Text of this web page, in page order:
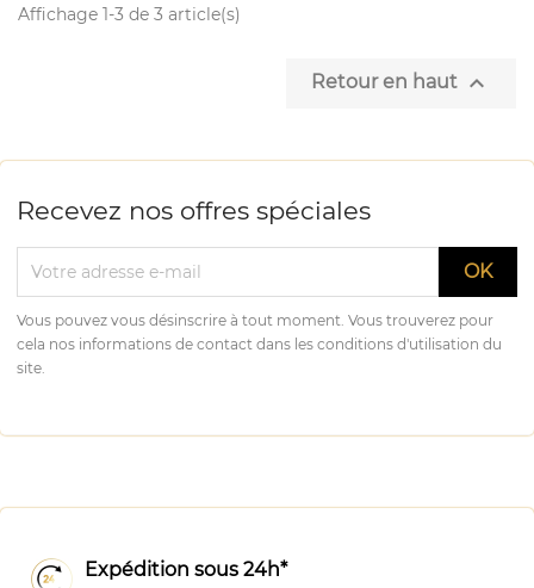
Affichage 1-3 de 3 article(s)
Retour en haut 
Recevez nos offres spéciales
Vous pouvez vous désinscrire à tout moment. Vous trouverez pour
cela nos informations de contact dans les conditions d'utilisation du
site.
Expédition sous 24h*